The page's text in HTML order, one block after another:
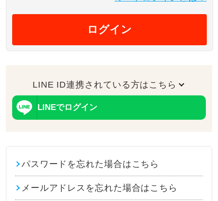
ログイン
LINE ID連携されている方はこちら
LINEでログイン
パスワードを忘れた場合はこちら
メールアドレスを忘れた場合はこちら